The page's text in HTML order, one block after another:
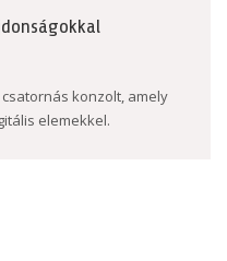
csatornás konzolt, amely
elemekkel.